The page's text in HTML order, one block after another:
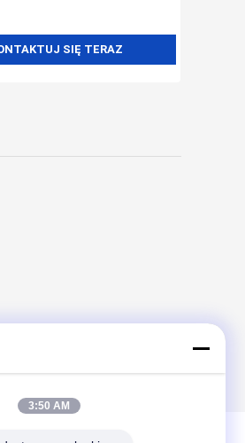
SIĘ TERAZ
3:50 AM